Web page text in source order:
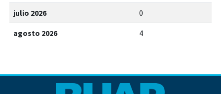
julio 2026 0
agosto 2026 4